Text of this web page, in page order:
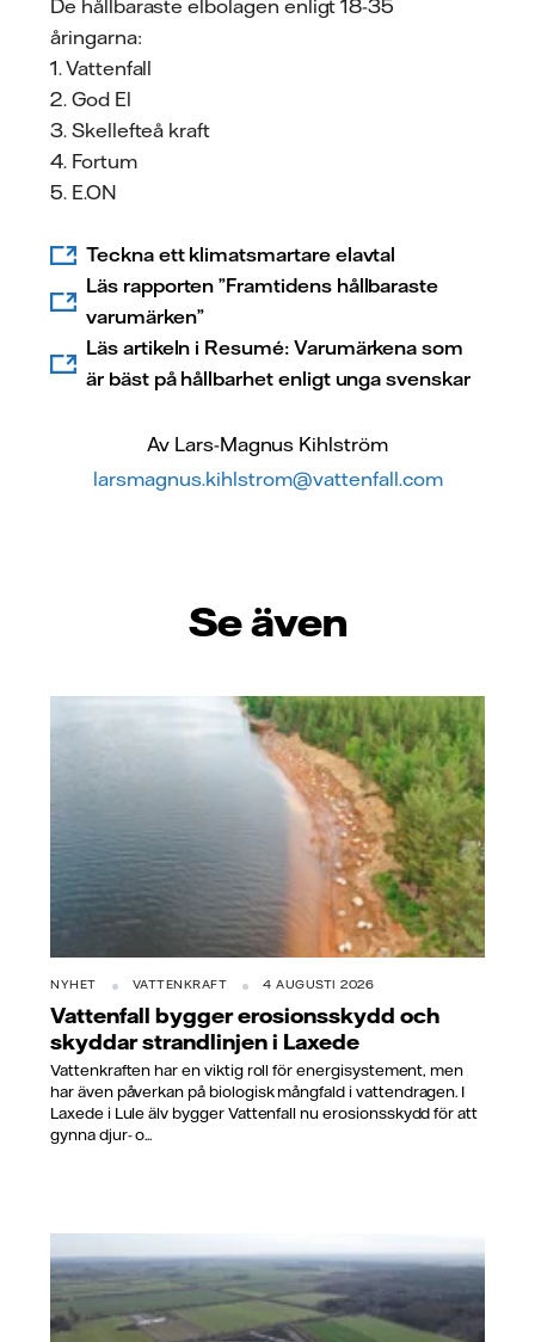
De hållbaraste elbolagen enligt 18-35
åringarna:
1. Vattenfall
2. God El
3. Skellefteå kraft
4. Fortum
5. E.ON
Teckna ett klimatsmartare elavtal
Läs rapporten ”Framtidens hållbaraste
varumärken”
Läs artikeln i Resumé: Varumärkena som
är bäst på hållbarhet enligt unga svenskar
Av Lars-Magnus Kihlström
larsmagnus.kihlstrom@vattenfall.com
Se även
NYHET VATTENKRAFT 4 AUGUSTI 2026
Vattenfall bygger erosionsskydd och
skyddar strandlinjen i Laxede
Vattenkraften har en viktig roll för energisystement, men
har även påverkan på biologisk mångfald i vattendragen. I
Laxede i Lule älv bygger Vattenfall nu erosionsskydd för att
gynna djur- o...